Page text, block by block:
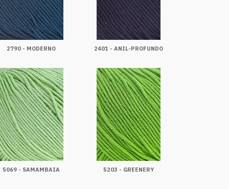
2790 - MODERNO 2401 - ANIL-PROFUNDO
5069 - SAMAMBAIA 5203 - GREENERY